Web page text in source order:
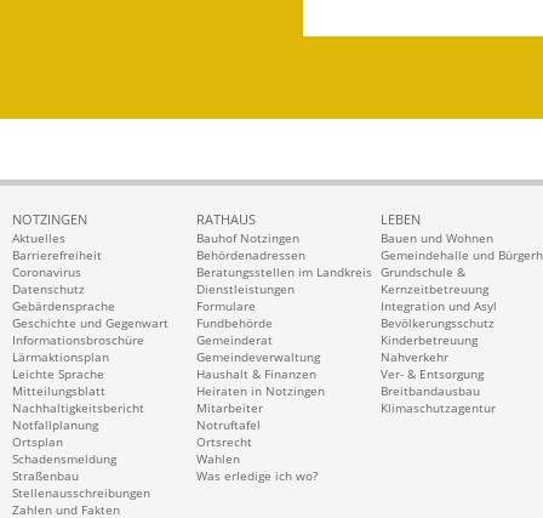
NOTZINGEN
Aktuelles
Barrierefreiheit
Coronavirus
Datenschutz
Gebärdensprache
Geschichte und Gegenwart
Informationsbroschüre
Lärmaktionsplan
Leichte Sprache
Mitteilungsblatt
Nachhaltigkeitsbericht
Notfallplanung
Ortsplan
Schadensmeldung
Straßenbau
Stellenausschreibungen
Zahlen und Fakten
RATHAUS
Bauhof Notzingen
Behördenadressen
Beratungsstellen im Landkreis
Dienstleistungen
Formulare
Fundbehörde
Gemeinderat
Gemeindeverwaltung
Haushalt & Finanzen
Heiraten in Notzingen
Mitarbeiter
Notruftafel
Ortsrecht
Wahlen
Was erledige ich wo?
LEBEN
Bauen und Wohnen
Gemeindehalle und
Grundschule &
Kernzeitbetreuung
Integration und Asyl
Bevölkerungsschutz
Kinderbetreuung
Nahverkehr
Ver- & Entsorgung
Breitbandausbau
Klimaschutzagentur